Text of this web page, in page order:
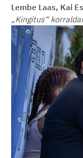
Lembe Laas, Kai
„Kingitus“